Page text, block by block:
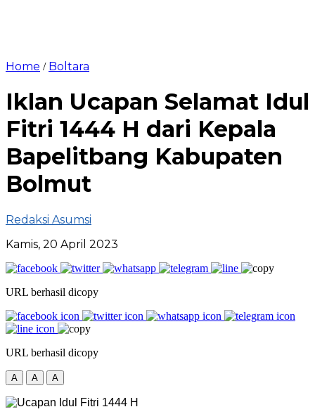
Home / Boltara
Iklan Ucapan Selamat Idul
Fitri 1444 H dari Kepala
Bapelitbang Kabupaten
Bolmut
Redaksi Asumsi
Kamis, 20 April 2023
URL berhasil dicopy
URL berhasil dicopy
A A A